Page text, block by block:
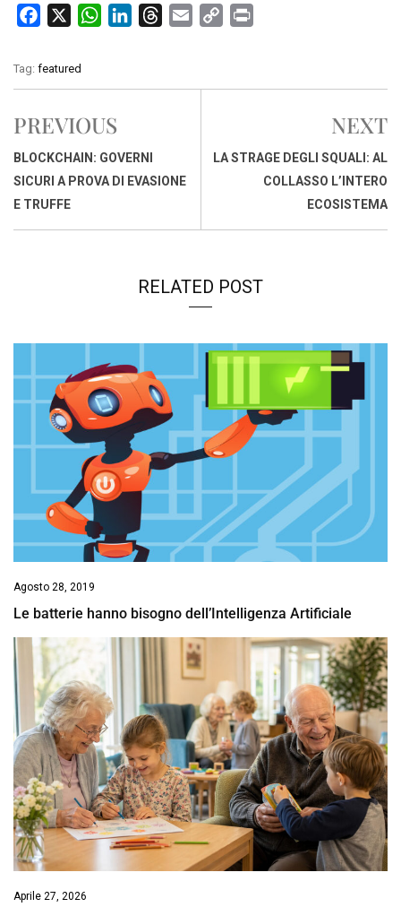
c
e
o
o
k
W
t
A
p
p
k
I
n
e
i
y
n
n
Tag: featured
PREVIOUS
BLOCKCHAIN: GOVERNI
SICURI A PROVA DI EVASIONE
E TRUFFE
NEXT
LA STRAGE DEGLI SQUALI: AL
COLLASSO L’INTERO
ECOSISTEMA
RELATED POST
Agosto 28, 2019
Le batterie hanno bisogno dell’Intelligenza Artificiale
Aprile 27, 2026